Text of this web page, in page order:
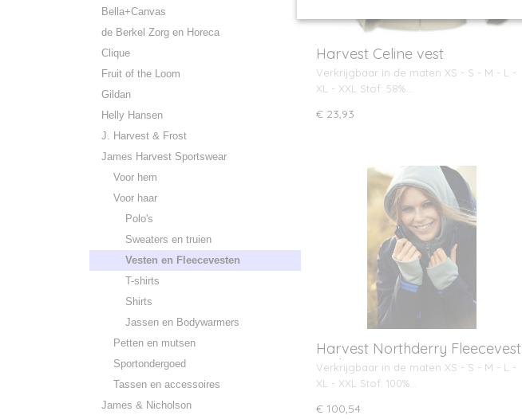
Bella+Canvas
de Berkel Zorg en Horeca
Clique
Fruit of the Loom
Gildan
Helly Hansen
J. Harvest & Frost
James Harvest Sportswear
Voor hem
Voor haar
Polo's
Sweaters en truien
Vesten en Fleecevesten
T-shirts
Shirts
Jassen en Bodywarmers
Petten en mutsen
Sportondergoed
Tassen en accessoires
James & Nicholson
Harvest Celine vest
Verkrijgbaar in de maten XS - S - M - L -
XL - XXL Stof: 58%…
€ 23,93
Harvest Northderry Fleecevest
Lady
Verkrijgbaar in de maten XS - S - M - L -
XL - XXL Stof: 100%…
€ 100,54